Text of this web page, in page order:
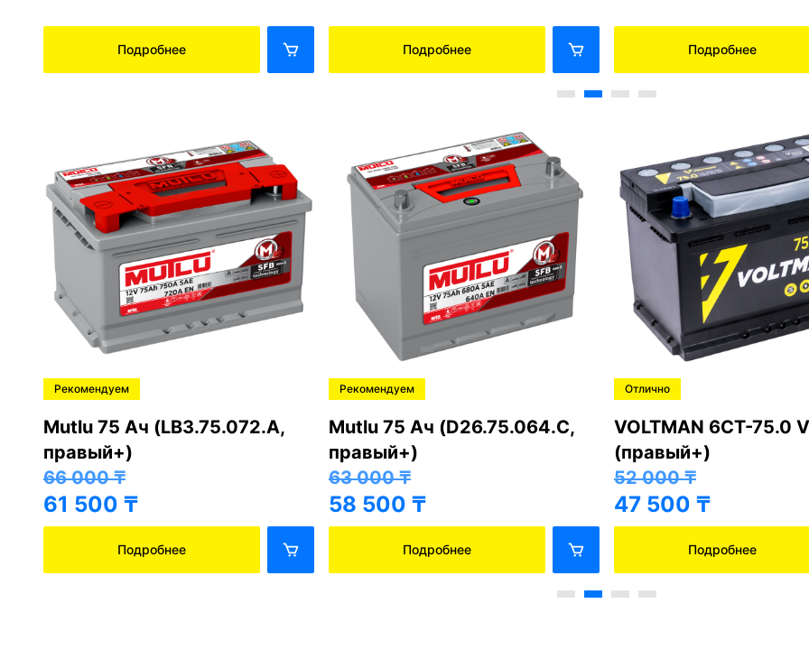
Подробнее Подробнее Подробнее
Рекомендуем
Mutlu 75 Ач (LB3.75.072.A,
правый+)
66 000₸
61 500 ₸
Подробнее
Рекомендуем
Mutlu 75 Ач (D26.75.064.C,
правый+)
63 000₸
58 500 ₸
Подробнее
Отлично
VOLTMAN 6CT-75.0
(правый+)
52 000₸
47 500 ₸
Подробнее